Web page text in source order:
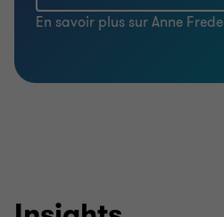
En savoir plus sur Anne Frede